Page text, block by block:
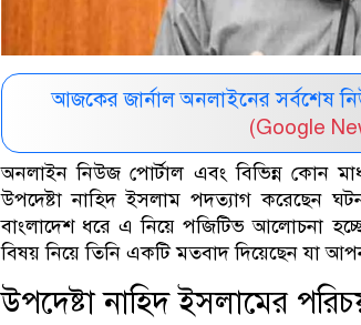
আজকের জার্নাল অনলাইনের সর্বশেষ
(Google
অনলাইন নিউজ পোর্টাল এবং বিভিন্ন কোন
উপদেষ্টা নাহিদ ইসলাম পদত্যাগ করেছেন
বাংলাদেশ ধরে এ নিয়ে পজিটিভ আলোচনা
বিষয় নিয়ে তিনি একটি মতবাদ দিয়েছেন যা
উপদেষ্টা নাহিদ ইসলামের